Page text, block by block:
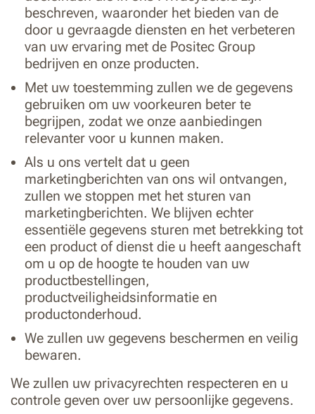
beschreven, waaronder het bieden van de
door u gevraagde diensten en het verbeteren
van uw ervaring met de Positec Group
bedrijven en onze producten.
Met uw toestemming zullen we de gegevens
gebruiken om uw voorkeuren beter te
begrijpen, zodat we onze aanbiedingen
relevanter voor u kunnen maken.
Als u ons vertelt dat u geen
marketingberichten van ons wil ontvangen,
zullen we stoppen met het sturen van
marketingberichten. We blijven echter
essentiële gegevens sturen met betrekking tot
een product of dienst die u heeft aangeschaft
om u op de hoogte te houden van uw
productbestellingen,
productveiligheidsinformatie en
productonderhoud.
We zullen uw gegevens beschermen en veilig
bewaren.
We zullen uw privacyrechten respecteren en u
controle geven over uw persoonlijke gegevens.